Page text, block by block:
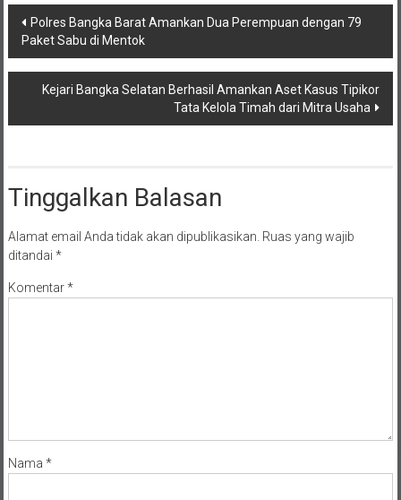
Navigasi
pos
Polres Bangka Barat Amankan Dua Perempuan dengan 79
Paket Sabu di Mentok
Kejari Bangka Selatan Berhasil Amankan Aset Kasus Tipikor
Tata Kelola Timah dari Mitra Usaha
Tinggalkan Balasan
Alamat email Anda tidak akan dipublikasikan. Ruas yang wajib
ditandai *
Komentar*
Nama *